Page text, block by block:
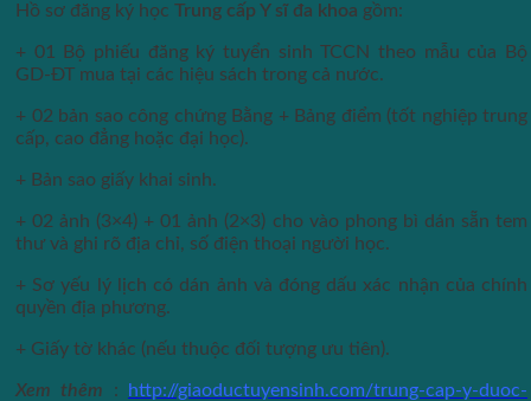
Hồ sơ đăng ký học Trung cấp Y sĩ đa khoa gồm:
+ 01 Bộ phiếu đăng ký tuyển sinh TCCN theo mẫu của Bộ
GD-ĐT mua tại các hiệu sách trong cả nước.
+ 02 bản sao công chứng Bằng + Bảng điểm (tốt nghiệp trung
cấp, cao đẳng hoặc đại học).
+ Bản sao giấy khai sinh.
+ 02 ảnh (3×4) + 01 ảnh (2×3) cho vào phong bì dán sẵn tem
thư và ghi rõ địa chỉ, số điện thoại người học.
+ Sơ yếu lý lịch có dán ảnh và đóng dấu xác nhận của chính
quyền địa phương.
+ Giấy tờ khác (nếu thuộc đối tượng ưu tiên).
Xem thêm :
http://giaoductuyensinh.com/trung-cap-y-duoc-